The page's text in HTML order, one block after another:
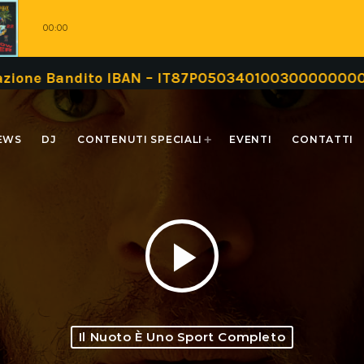
00:00
IBAN – IT87P0503401003000000000999
DJ CONTENUTI SPECIALI EVENTI CONTATTI
play_arrow
Il Nuoto È Uno Sport Completo